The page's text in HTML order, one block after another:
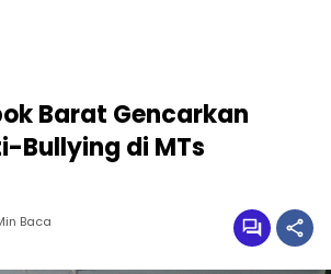
Barat Gencarkan
Bullying di MTs
Baca